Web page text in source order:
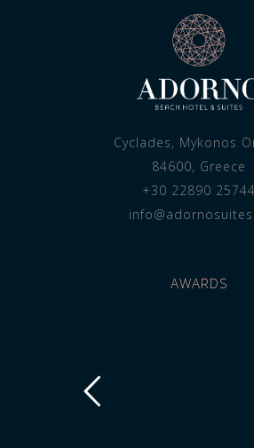
Cyclades, Mykonos
84600, Greece
+30 22890 25744
AWARDS